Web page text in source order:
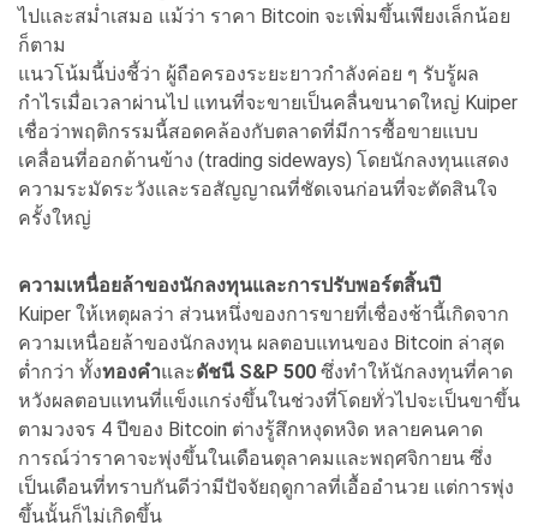
ไปและสม่ำเสมอ แม้ว่า ราคา Bitcoin จะเพิ่มขึ้นเพียงเล็กน้อย
ก็ตาม
แนวโน้มนี้บ่งชี้ว่า ผู้ถือครองระยะยาวกำลังค่อย ๆ รับรู้ผล
กำไรเมื่อเวลาผ่านไป แทนที่จะขายเป็นคลื่นขนาดใหญ่ Kuiper
เชื่อว่าพฤติกรรมนี้สอดคล้องกับตลาดที่มีการซื้อขายแบบ
เคลื่อนที่ออกด้านข้าง (trading sideways) โดยนักลงทุนแสดง
ความระมัดระวังและรอสัญญาณที่ชัดเจนก่อนที่จะตัดสินใจ
ครั้งใหญ่
ความเหนื่อยล้าของนักลงทุนและการปรับพอร์ตสิ้นปี
Kuiper ให้เหตุผลว่า ส่วนหนึ่งของการขายที่เชื่องช้านี้เกิดจาก
ความเหนื่อยล้าของนักลงทุน ผลตอบแทนของ Bitcoin ล่าสุด
ต่ำกว่า ทั้งทองคำและดัชนี S&P 500 ซึ่งทำให้นักลงทุนที่คาด
หวังผลตอบแทนที่แข็งแกร่งขึ้นในช่วงที่โดยทั่วไปจะเป็นขาขึ้น
ตามวงจร 4 ปีของ Bitcoin ต่างรู้สึกหงุดหงิด หลายคนคาด
การณ์ว่าราคาจะพุ่งขึ้นในเดือนตุลาคมและพฤศจิกายน ซึ่ง
เป็นเดือนที่ทราบกันดีว่ามีปัจจัยฤดูกาลที่เอื้ออำนวย แต่การพุ่ง
ขึ้นนั้นก็ไม่เกิดขึ้น